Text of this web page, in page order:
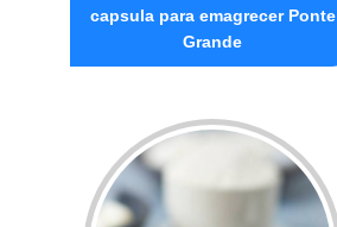
capsula para emagrecer Ponte
Grande